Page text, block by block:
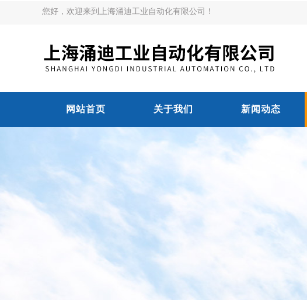
您好，欢迎来到上海涌迪工业自动化有限公司！
网站首页 关于我们 新闻动态